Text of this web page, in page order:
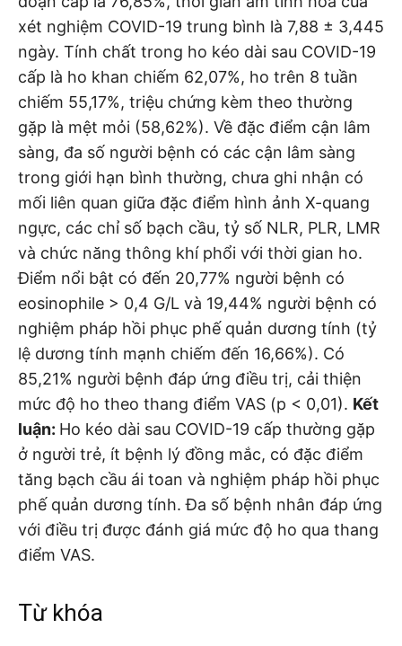
xét nghiệm COVID-19 trung bình là 7,88 ± 3,445
ngày. Tính chất trong ho kéo dài sau COVID-19
cấp là ho khan chiếm 62,07%, ho trên 8 tuần
chiếm 55,17%, triệu chứng kèm theo thường
gặp là mệt mỏi (58,62%). Về đặc điểm cận lâm
sàng, đa số người bệnh có các cận lâm sàng
trong giới hạn bình thường, chưa ghi nhận có
mối liên quan giữa đặc điểm hình ảnh X-quang
ngực, các chỉ số bạch cầu, tỷ số NLR, PLR, LMR
và chức năng thông khí phổi với thời gian ho.
Điểm nổi bật có đến 20,77% người bệnh có
eosinophile > 0,4 G/L và 19,44% người bệnh có
nghiệm pháp hồi phục phế quản dương tính (tỷ
lệ dương tính mạnh chiếm đến 16,66%). Có
85,21% người bệnh đáp ứng điều trị, cải thiện
mức độ ho theo thang điểm VAS (p < 0,01). Kết
luận: Ho kéo dài sau COVID-19 cấp thường gặp
ở người trẻ, ít bệnh lý đồng mắc, có đặc điểm
tăng bạch cầu ái toan và nghiệm pháp hồi phục
phế quản dương tính. Đa số bệnh nhân đáp ứng
với điều trị được đánh giá mức độ ho qua thang
điểm VAS.
Từ khóa